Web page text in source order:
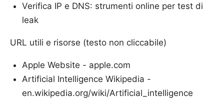
Verifica IP e DNS: strumenti online per test di
leak
URL utili e risorse (testo non cliccabile)
Apple Website - apple.com
Artificial Intelligence Wikipedia -
en.wikipedia.org/wiki/Artificial_intelligence